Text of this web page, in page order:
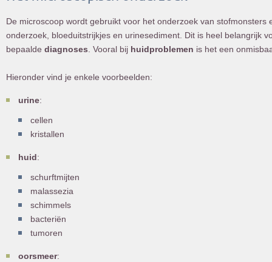
De microscoop wordt gebruikt voor het onderzoek van stofmonsters
onderzoek, bloeduitstrijkjes en urinesediment. Dit is heel belangrijk
bepaalde diagnoses . Vooral bij huidproblemen is het een
Hieronder vind je enkele voorbeelden:
urine:
cellen
kristallen
huid:
schurftmijten
malassezia
schimmels
bacteriën
tumoren
oorsmeer: